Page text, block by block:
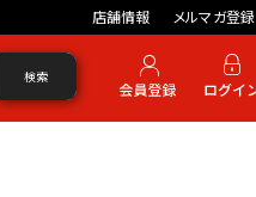
店舗情報 メルマガ登録
検索